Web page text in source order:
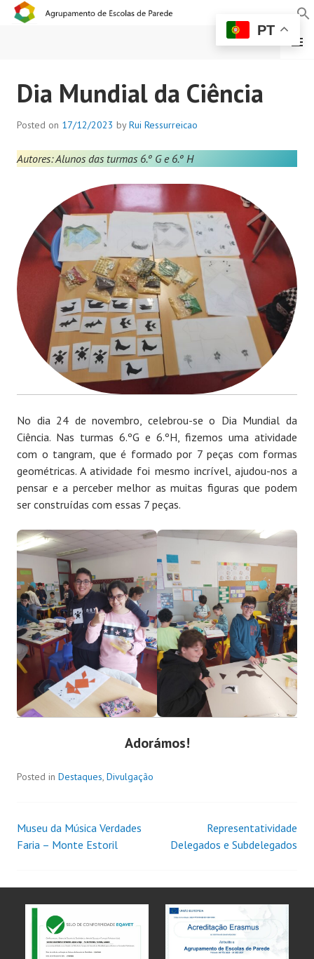
AGRUPAMENTO DE
ESCOLAS DE PAREDE
MENU
Dia Mundial da Ciência
Posted on 17/12/2023 byRui Ressurreicao
Autores: Alunos das turmas 6.º G e 6.º H
No dia 24 de novembro, celebrou-se o Dia Mundial da
Ciência. Nas turmas 6.ºG e 6.ºH, fizemos uma atividade
com o tangram, que é formado por 7 peças com formas
geométricas. A atividade foi mesmo incrível, ajudou-nos a
pensar e a perceber melhor as muitas figuras que podem
ser construídas com essas 7 peças.
Adorámos!
Posted in Destaques, Divulgação
Museu da Música Verdades
Faria – Monte Estoril
Representatividade
Delegados e Subdelegados
PT